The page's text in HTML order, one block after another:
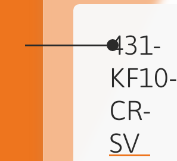
431-
KF10-
CR-
SV